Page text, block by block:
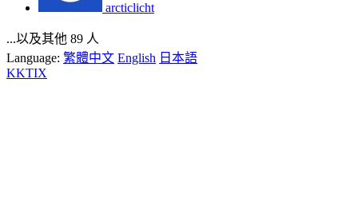
arcticlicht
...以及其他 89 人
Language: 繁體中文 English 日本語
KKTIX